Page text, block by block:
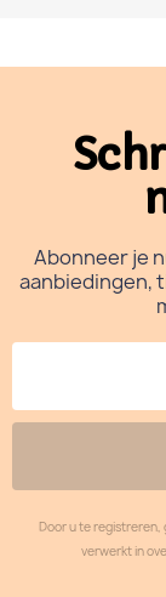
Abonneer je
aanbiedingen,
Door u te registreren,
verwerkt in